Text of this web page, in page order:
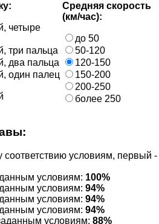
четыре
три пальца
два пальца
один палец
Средняя скорость
(км/час):
до 50
50-120
120-150
150-200
200-250
более 250
соответствию условиям, первый
условиям: 100%
условиям: 94%
условиям: 94%
условиям: 94%
условиям: 88%